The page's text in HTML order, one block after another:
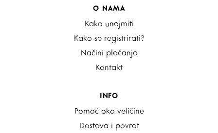
O NAMA
Kako unajmiti
Kako se registrirati?
Načini plaćanja
Kontakt
INFO
Pomoć oko veličine
Dostava i povrat